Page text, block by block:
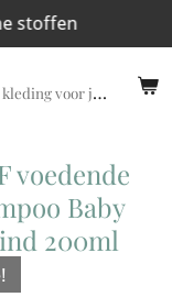
jouw prematuur!
stoffen
voedende
Baby
200ml